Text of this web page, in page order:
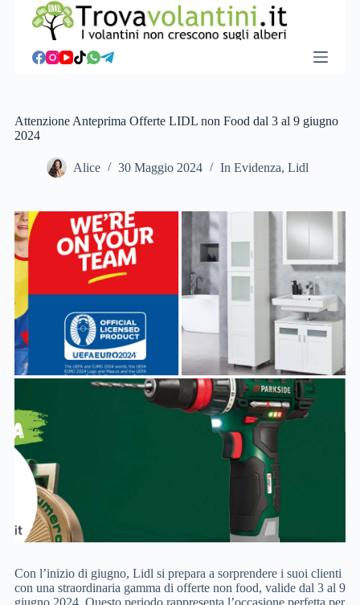
c
o
t
o
Attenzione Anteprima Offerte LIDL non Food dal 3 al 9 giugno
2024
Alice 30 Maggio 2024 In Evidenza, Lidl
Con l’inizio di giugno, Lidl si prepara a sorprendere i suoi clienti
con una straordinaria gamma di offerte non food, valide dal 3 al 9